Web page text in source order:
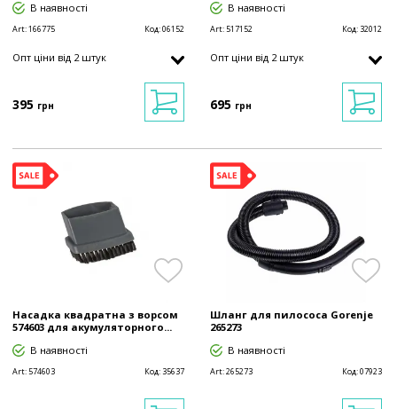
В наявності
Art:166775 Код:06152
Опт ціни від 2 штук
395 грн
В наявності
Art:517152 Код: 32012
Опт ціни від 2 штук
695 грн
Насадка квадратна з ворсом
574603 для акумуляторного...
В наявності
Art:574603 Код: 35637
Шланг для пилососа Gorenje
265273
В наявності
Art:265273 Код:07923